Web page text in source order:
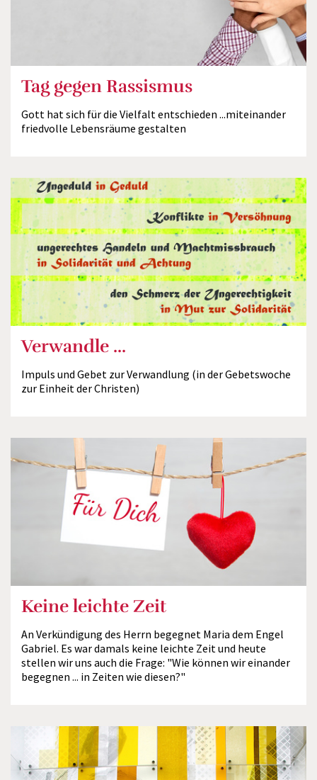
Tag gegen Rassismus
Gott hat sich für die Vielfalt entschieden ...miteinander
friedvolle Lebensräume gestalten
Verwandle ...
Impuls und Gebet zur Verwandlung (in der Gebetswoche
zur Einheit der Christen)
Keine leichte Zeit
An Verkündigung des Herrn begegnet Maria dem Engel
Gabriel. Es war damals keine leichte Zeit und heute
stellen wir uns auch die Frage: "Wie können wir einander
begegnen ... in Zeiten wie diesen?"